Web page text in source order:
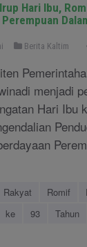
Hari Ibu,
Berita Kaltim
menjadi
Hari Ibu
Rakyat Romif
ke 93 Tahun